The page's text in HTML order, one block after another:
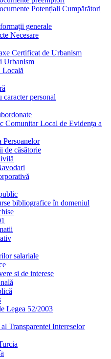
Potențiali Cumpărători
generale
Necesare
Certificat de Urbanism
Urbanism
Locală
caracter personal
Comunitar Local de Evidența a
Persoanelor
de căsătorie
bibliografice în domeniul
salariale
si de interese
Legea 52/2003
Transparentei Intereselor